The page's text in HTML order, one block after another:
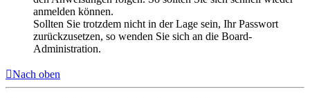
anmelden können.
Sollten Sie trotzdem nicht in der Lage sein, Ihr Passwort
zurückzusetzen, so wenden Sie sich an die Board-
Administration.
Nach oben